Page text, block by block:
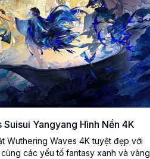
Yangyang Hình Nền 4K
Wuthering Waves 4K tuyệt đẹp với
các yếu tố fantasy xanh và vàng